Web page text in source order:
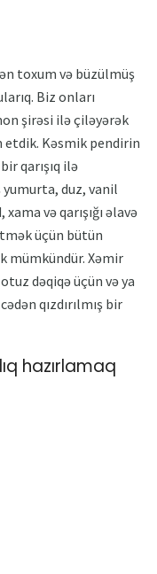
toxum və büzülmüş
Biz onları
şirəsi ilə çiləyərək
etdik. Kəsmik pendirin
qarışıq ilə
yumurta, duz, vanil
və qarışığı əlavə
üçün bütün
mümkündür. Xəmir
otuz dəqiqə üçün və ya
qızdırılmış bir
hazırlamaq